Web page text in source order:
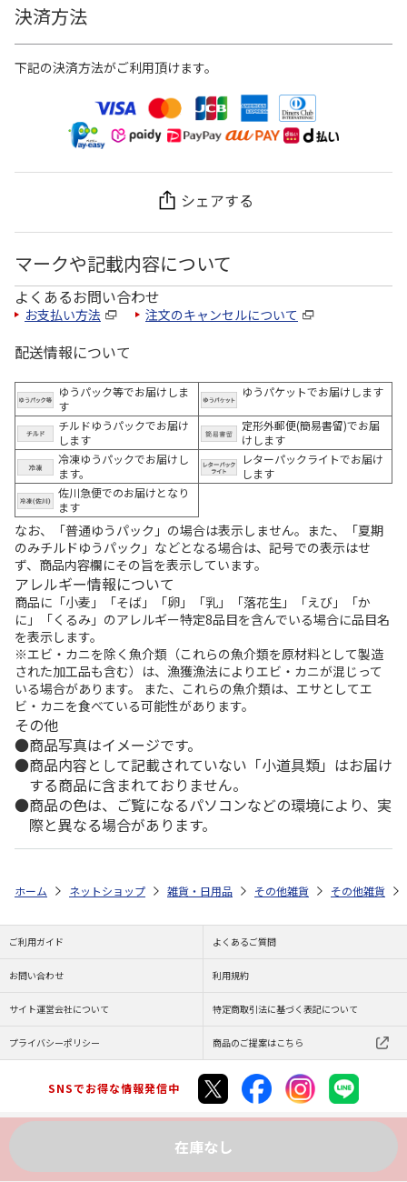
決済方法
下記の決済方法がご利用頂けます。
シェアする
マークや記載内容について
よくあるお問い合わせ
お支払い方法 注文のキャンセルについて
配送情報について
ゆうパック等でお届けしま
す
ゆうパケットでお届けします
チルドゆうパックでお届け
します
定形外郵便(簡易書留)でお届
けします
冷凍ゆうパックでお届けし
ます。
レターパックライトでお届け
します
佐川急便でのお届けとなり
ます
なお、「普通ゆうパック」の場合は表示しません。また、「夏期
のみチルドゆうパック」などとなる場合は、記号での表示はせ
ず、商品内容欄にその旨を表示しています。
アレルギー情報について
商品に「小麦」「そば」「卵」「乳」「落花生」「えび」「か
に」「くるみ」のアレルギー特定8品目を含んでいる場合に品目名
を表示します。
※エビ・カニを除く魚介類（これらの魚介類を原材料として製造
された加工品も含む）は、漁獲漁法によりエビ・カニが混じって
いる場合があります。 また、これらの魚介類は、エサとしてエ
ビ・カニを食べている可能性があります。
その他
商品写真はイメージです。
商品内容として記載されていない「小道具類」はお届け
する商品に含まれておりません。
商品の色は、ご覧になるパソコンなどの環境により、実
際と異なる場合があります。
在庫なし
ホーム ネットショップ 雑貨・日用品 その他雑貨 その他雑貨
ご利用ガイド よくあるご質問
お問い合わせ 利用規約
サイト運営会社について 特定商取引法に基づく表記について
プライバシーポリシー 商品のご提案はこちら
SNSでお得な情報発信中